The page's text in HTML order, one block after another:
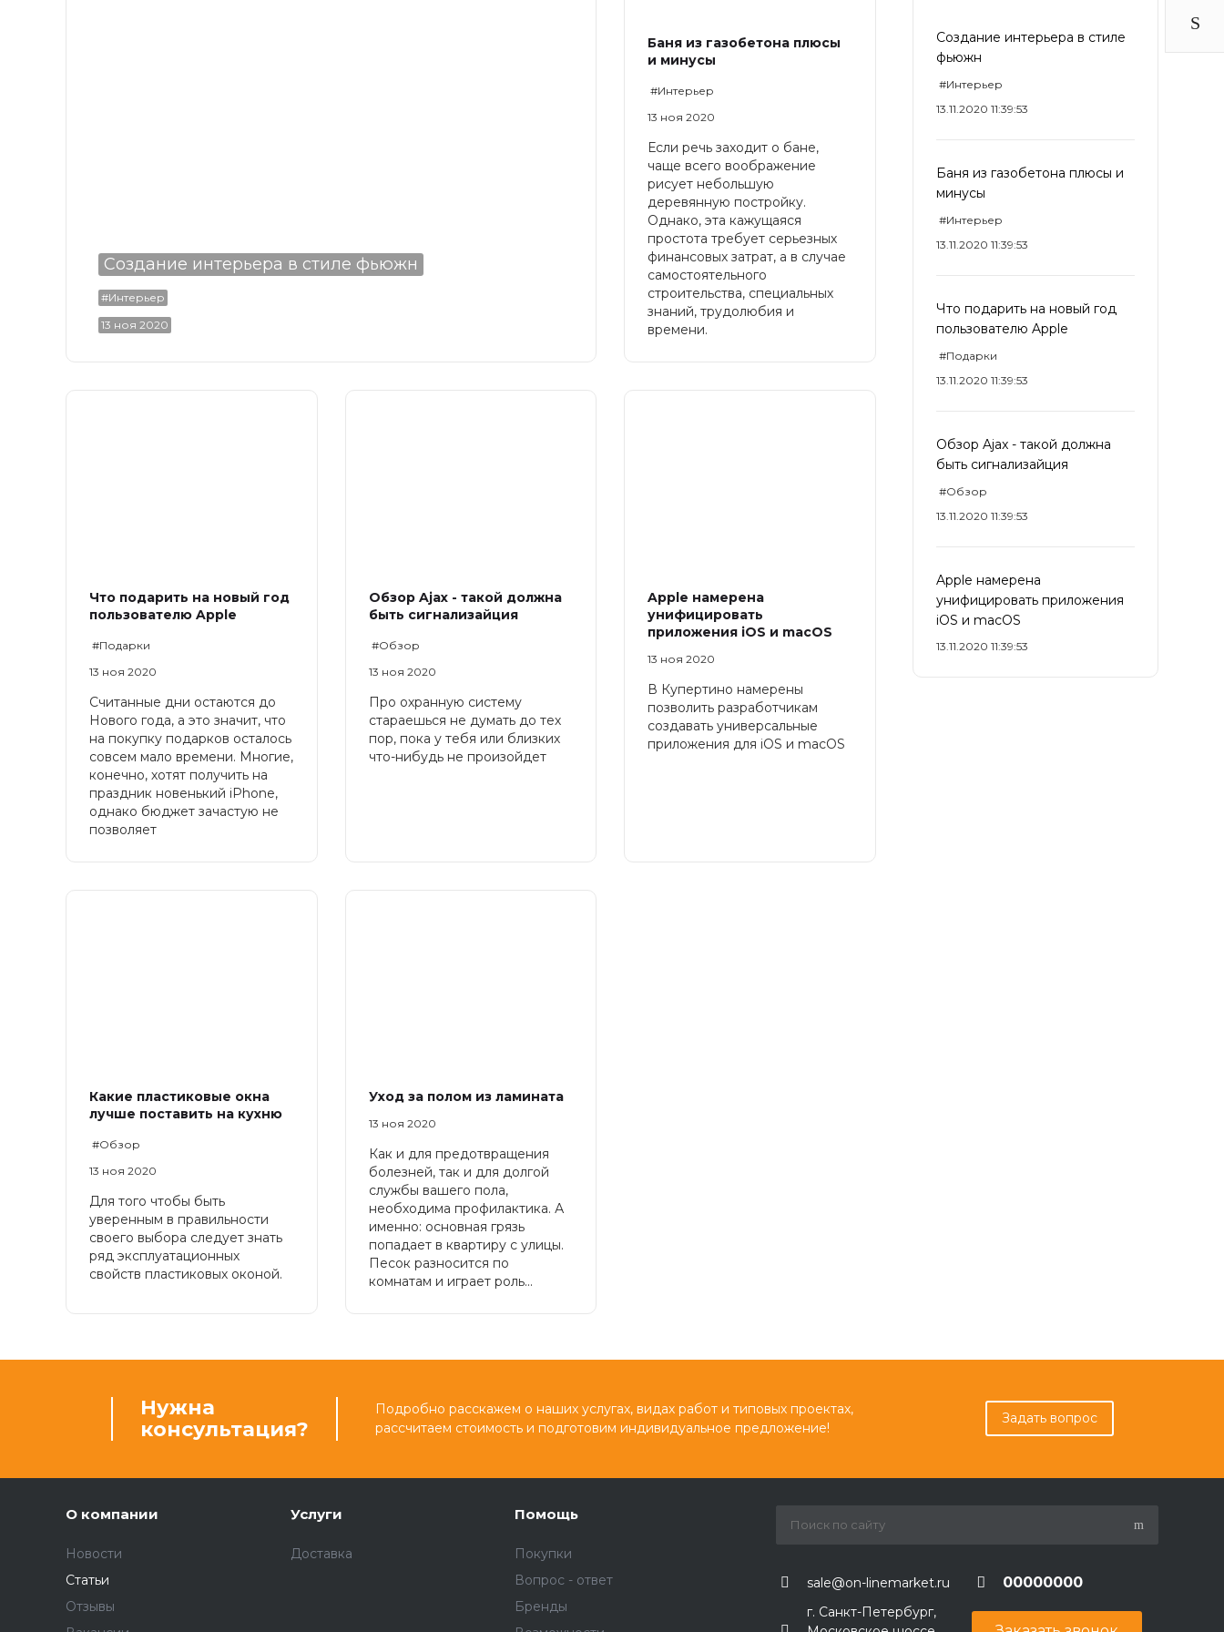
Создание интерьера в стиле
фьюжн
#Интерьер
13.11.2020 11:39:53
Баня из газобетона плюсы и
минусы
#Интерьер
13.11.2020 11:39:53
Что подарить на новый год
пользователю Apple
#Подарки
13.11.2020 11:39:53
Обзор Ajax - такой должна
быть сигнализайция
#Обзор
13.11.2020 11:39:53
Apple намерена
унифицировать приложения
iOS и macOS
13.11.2020 11:39:53
Создание интерьера в стиле фьюжн
#Интерьер
13 ноя 2020
Баня из газобетона плюсы
и минусы
#Интерьер
13 ноя 2020
Если речь заходит о бане,
чаще всего воображение
рисует небольшую
деревянную постройку.
Однако, эта кажущаяся
простота требует серьезных
финансовых затрат, а в случае
самостоятельного
строительства, специальных
знаний, трудолюбия и
времени.
Что подарить на новый год
пользователю Apple
#Подарки
13 ноя 2020
Считанные дни остаются до
Нового года, а это значит, что
на покупку подарков осталось
совсем мало времени. Многие,
конечно, хотят получить на
праздник новенький iPhone,
однако бюджет зачастую не
позволяет
Обзор Ajax - такой должна
быть сигнализайция
#Обзор
13 ноя 2020
Про охранную систему
стараешься не думать до тех
пор, пока у тебя или близких
что-нибудь не произойдет
Apple намерена
унифицировать
приложения iOS и macOS
13 ноя 2020
В Купертино намерены
позволить разработчикам
создавать универсальные
приложения для iOS и macOS
Какие пластиковые окна
лучше поставить на кухню
#Обзор
13 ноя 2020
Для того чтобы быть
уверенным в правильности
своего выбора следует знать
ряд эксплуатационных
свойств пластиковых оконой.
Уход за полом из ламината
13 ноя 2020
Как и для предотвращения
болезней, так и для долгой
службы вашего пола,
необходима профилактика. А
именно: основная грязь
попадает в квартиру с улицы.
Песок разносится по
комнатам и играет роль...
Нужна
консультация?
Подробно расскажем о наших услугах, видах работ и типовых проектах,
рассчитаем стоимость и подготовим индивидуальное предложение!
Задать вопрос
О компании
Новости
Статьи
Отзывы
Услуги
Доставка
Помощь
Покупки
Вопрос - ответ
Бренды
sale@on-linemarket.ru 00000000
г. Санкт-Петербург,